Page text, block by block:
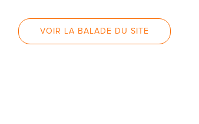
VOIR LA BALADE DU SITE